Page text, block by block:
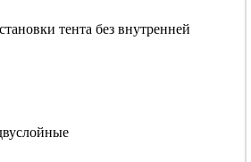
тента без внутренней